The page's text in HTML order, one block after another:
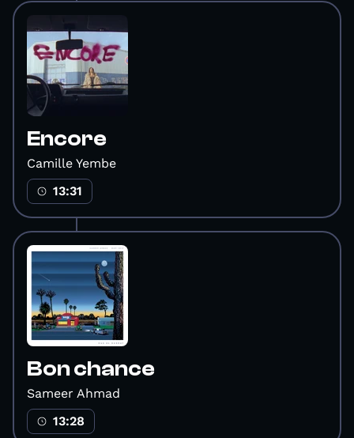
Encore
Camille Yembe
13:31
Bon chance
Sameer Ahmad
13:28